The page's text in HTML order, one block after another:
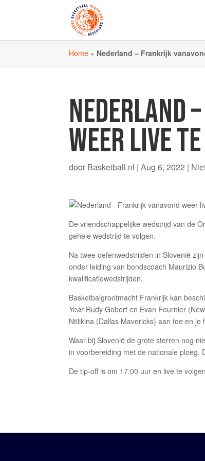
Home » Nederland – Frankrijk
NEDERLAND
WEER LIVE
door Basketball.nl |Aug 6, 2022 |
De vriendschappelijke wedstrijd van de
gehele wedstrijd te volgen.
Na twee oefenwedstrijden in Slovenië
onder leiding van bondscoach Maurizio
kwalificatiewedstrijden.
Basketbalgrootmacht Frankrijk kan
YearRudy Gobert en Evan Fournier
Ntilikina (Dallas Mavericks) aan toe en
Waar bij Slovenië de grote sterren nog
in voorbereiding met de nationale ploeg.
De tip-off is om 17.00 uur en live te